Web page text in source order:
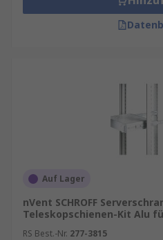
Auf Lager
nVent SCHROFF
Teleskopschienen-Kit Alu
RS Best.-Nr. 277-3815